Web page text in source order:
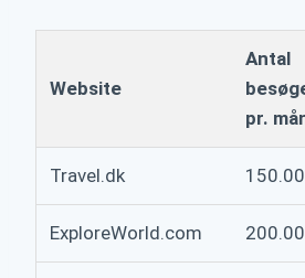
Website
Antal
pr.
Travel.dk
ExploreWorld.com